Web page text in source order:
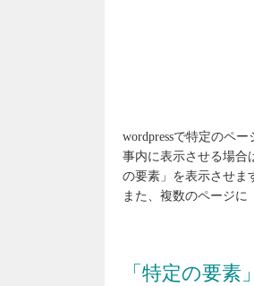
wordpressで特定のペ
事内に表示させる場合
の要素」を表示させま
また、複数のページに
「特定の要